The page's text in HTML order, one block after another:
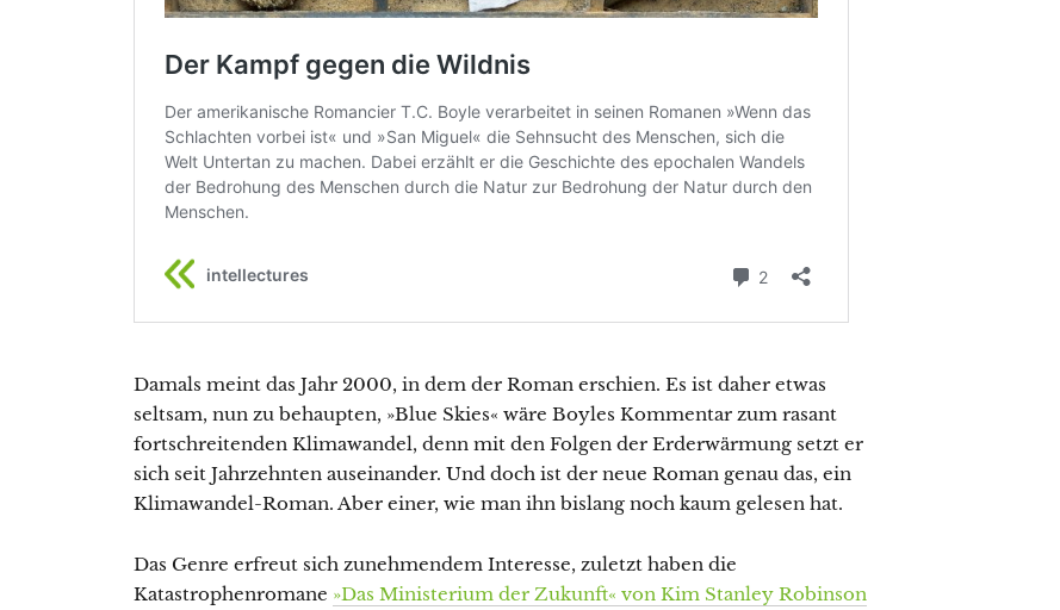
Damals meint das Jahr 2000, in dem der Roman erschien. Es ist daher etwas
seltsam, nun zu behaupten, »Blue Skies« wäre Boyles Kommentar zum rasant
fortschreitenden Klimawandel, denn mit den Folgen der Erderwärmung setzt er
sich seit Jahrzehnten auseinander. Und doch ist der neue Roman genau das, ein
Klimawandel-Roman. Aber einer, wie man ihn bislang noch kaum gelesen hat.
Das Genre erfreut sich zunehmendem Interesse, zuletzt haben die
Katastrophenromane »Das Ministerium der Zukunft« von Kim Stanley Robinson